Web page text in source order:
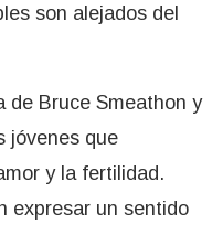
son alejados del
de Bruce Smeathon y
jóvenes que
y la fertilidad.
expresar un sentido